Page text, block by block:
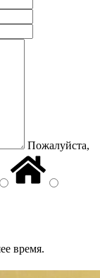
Пожалуйста,
время.